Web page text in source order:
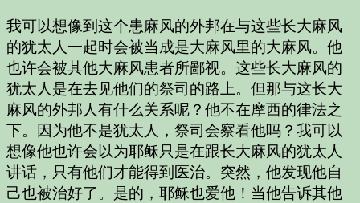
我可以想像到这个患麻风的外邦在与这些长大麻风
的犹太人一起时会被当成是大麻风里的大麻风。他
也许会被其他大麻风患者所鄙视。这些长大麻风的
犹太人是在去见他们的祭司的路上。但那与这长大
麻风的外邦人有什么关系呢？他不在摩西的律法之
下。因为他不是犹太人，祭司会察看他吗？我可以
想像他也许会以为耶稣只是在跟长大麻风的犹太人
讲话，只有他们才能得到医治。突然，他发现他自
己也被治好了。是的，耶稣也爱他！当他告诉其他